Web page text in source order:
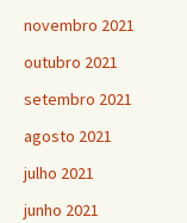
novembro 2021
outubro 2021
setembro 2021
agosto 2021
julho 2021
junho 2021